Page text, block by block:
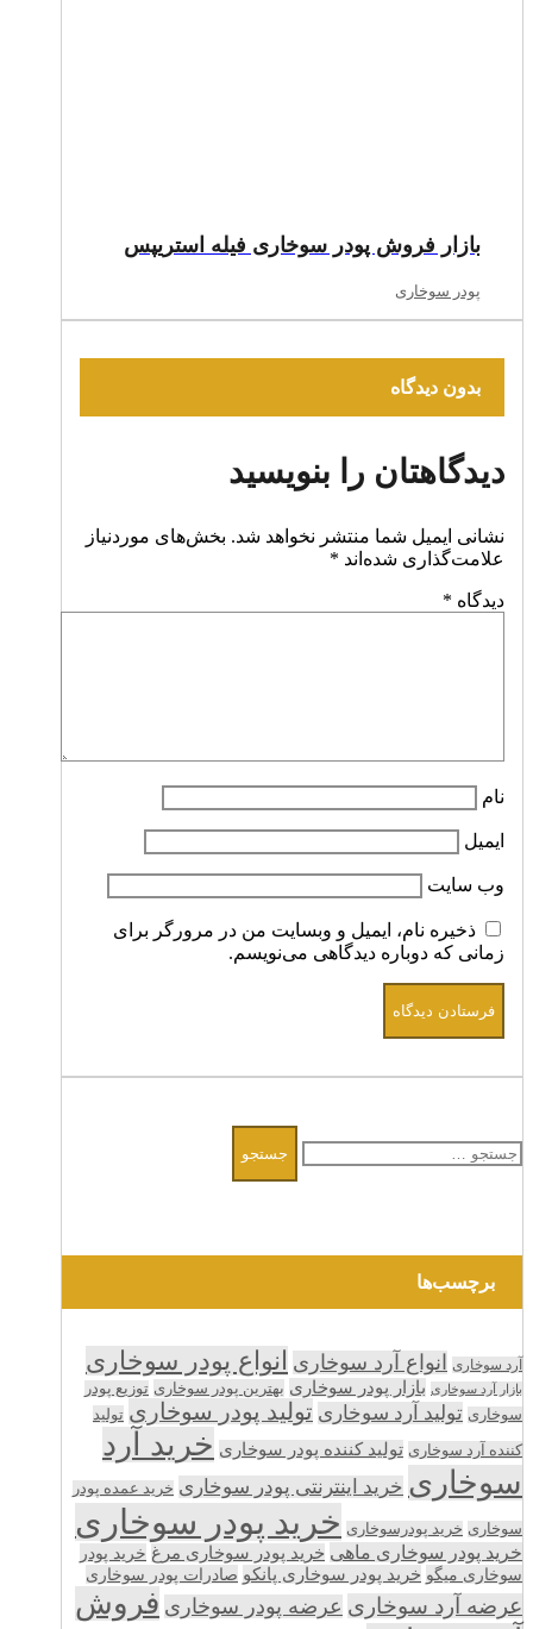
بازار فروش پودر سوخاری فیله استریپس
پودر سوخاری
بدون دیدگاه
دیدگاهتان را بنویسید
نشانی ایمیل شما منتشر نخواهد شد. بخش‌های موردنیاز
علامت‌گذاری شده‌اند *
دیدگاه *
نام
ایمیل
وب‌ سایت
ذخیره نام، ایمیل و وبسایت من در مرورگر برای
زمانی که دوباره دیدگاهی می‌نویسم.
برای:
برچسب‌ها
آرد سوخاری انواع آرد سوخاری انواع پودر سوخاری
بازار آرد سوخاری بازار پودر سوخاری بهترین پودر سوخاری توزیع پودر
سوخاری تولید آرد سوخاری تولید پودر سوخاری تولید
کننده آرد سوخاری تولید کننده پودر سوخاری خرید آرد
سوخاری خرید اینترنتی پودر سوخاری خرید عمده پودر
سوخاری خرید پودرسوخاری خرید پودر سوخاری
خرید پودر سوخاری ماهی خرید پودر سوخاری مرغ خرید پودر
سوخاری میگو خرید پودر سوخاری پانکو صادرات پودر سوخاری
عرضه آرد سوخاری عرضه پودر سوخاری فروش